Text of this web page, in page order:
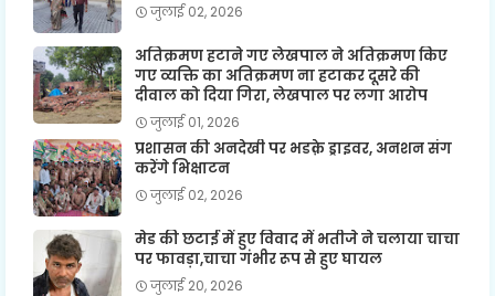
जुलाई 02, 2026
अतिक्रमण हटाने गए लेखपाल ने अतिक्रमण किए
गए व्यक्ति का अतिक्रमण ना हटाकर दूसरे की
दीवाल को दिया गिरा, लेखपाल पर लगा आरोप
जुलाई 01, 2026
प्रशासन की अनदेखी पर भडक़े ड्राइवर, अनशन संग
करेंगे भिक्षाटन
जुलाई 02, 2026
मेड की छटाई में हुए विवाद में भतीजे ने चलाया चाचा
पर फावड़ा,चाचा गंभीर रूप से हुए घायल
जुलाई 20, 2026